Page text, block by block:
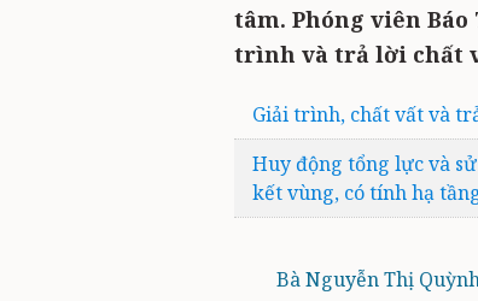
tâm. Phóng viên
trình và trả lời chất
Giải trình, chất vất và
Huy động tổng lực và
kết vùng, có tính hạ
Bà Nguyễn Thị